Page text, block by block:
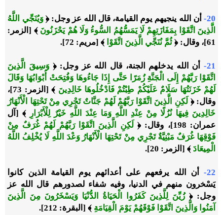
20- أن الله ينجيهم يوم القيامة، قال الله عز وجل:﴿وَيُنَجِّي اللَّهُ
الَّذِينَ اتَّقَوْا بِمَفَازَتِهِمْ لَا يَمَسُّهُمُ السُّوءُ وَلَا هُمْ يَحْزَنُونَ ﴾ [الزمر:
61] ، وقال: ﴿ ثُمَّ نُنَجِّي الَّذِينَ اتَّقَوْا ﴾ [مريم: 72].
21- أن الله يدخلهم الجنة، قال الله عز وجل: ﴿ وَسِيقَ الَّذِينَ
اتَّقَوْا رَبَّهُمْ إِلَى الْجَنَّةِ زُمَرًا حَتَّى إِذَا جَاءُوهَا وَفُتِحَتْ أَبْوَابُهَا وَقَالَ
لَهُمْ خَزَنَتُهَا سَلَامٌ عَلَيْكُمْ طِبْتُمْ فَادْخُلُوهَا خَالِدِينَ ﴾
[الزمر: 73]،
وقال:﴿ لَكِنِ الَّذِينَ اتَّقَوْا رَبَّهُمْ لَهُمْ جَنَّاتٌ تَجْرِي مِنْ تَحْتِهَا الْأَنْهَارُ
خَالِدِينَ فِيهَا نُزُلًا مِنْ عِنْدِ اللَّهِ وَمَا عِنْدَ اللَّهِ خَيْرٌ لِلْأَبْرَارِ
﴾[آل
عمران: 198]، وقال:
﴿لَكِنِ الَّذِينَ اتَّقَوْا رَبَّهُمْ لَهُمْ غُرَفٌ مِنْ
فَوْقِهَا غُرَفٌ مَبْنِيَّةٌ تَجْرِي مِنْ تَحْتِهَا الْأَنْهَارُ وَعْدَ اللَّهِ لَا يُخْلِفُ اللَّهُ
الْمِيعَادَ ﴾ [الزمر: 20].
22-
أن الله يرفعهم على أعدائهم يوم القيامة الذين كانوا
يَسْخرون منهم في الدنيا، وفيه شفاء لصدورهم قال الله عز
وجل: ﴿زُيِّنَ لِلَّذِينَ كَفَرُوا الْحَيَاةُ الدُّنْيَا وَيَسْخَرُونَ مِنَ الَّذِينَ
آمَنُوا وَالَّذِينَ اتَّقَوْا فَوْقَهُمْ يَوْمَ الْقِيَامَةِ ﴾ [البقرة: 212].